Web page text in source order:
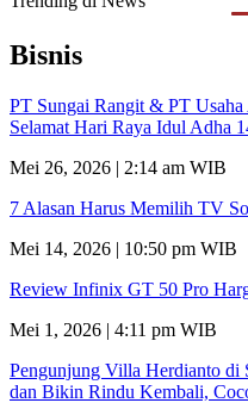
Bisnis
PT Sungai Rangit & PT
Selamat Hari Raya Idul Adha
Mei 26, 2026 | 2:14 am WIB
7 Alasan Harus Memilih TV
Mei 14, 2026 | 10:50 pm WIB
Review Infinix GT 50 Pro
Mei 1, 2026 | 4:11 pm WIB
Pengunjung Villa Herdianto di
dan Bikin Rindu Kembali,